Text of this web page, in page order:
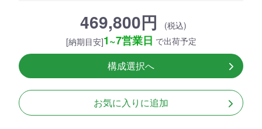
469,800円
(税込)
[納期目安]1~7営業日 で出荷予定
構成選択へ
お気に入りに追加